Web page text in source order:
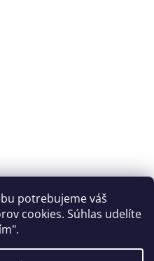
potrebujeme váš
cookies. Súhlas udelíte